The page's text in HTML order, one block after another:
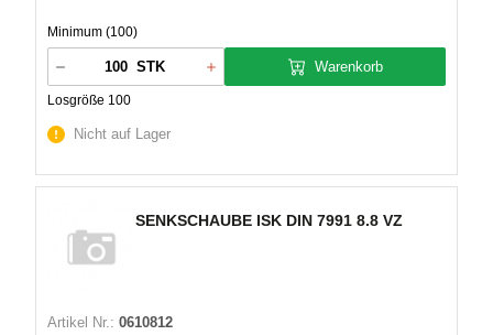
Minimum (100)
STK
Losgröße 100
Warenkorb
Nicht auf Lager
SENKSCHAUBE ISK DIN 7991 8.8 VZ
Artikel Nr.: 0610812